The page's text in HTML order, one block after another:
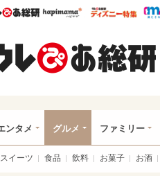
ウレぴあ総研ハピママ* ウ
ンタメ グルメ ファミリー
スイーツ 食品 飲料 お菓子 お酒